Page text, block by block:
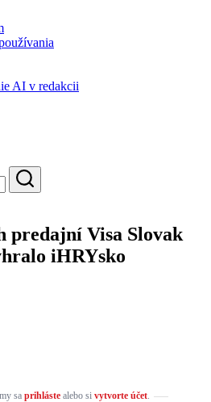
AI v redakcii
Search
predajní Visa Slovak
iHRYsko
sa prihlástealebo si vytvorte účet.